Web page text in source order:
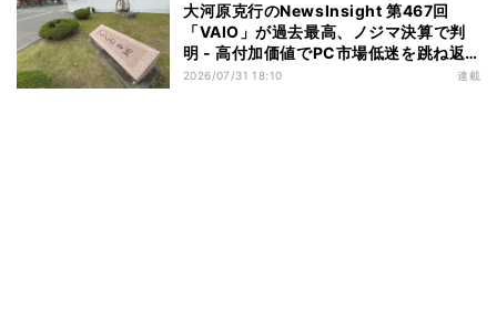
大河原克行のNewsInsight 第467回
「VAIO」が過去最高、ノジマ決算で判
明 - 高付加価値でPC市場低迷を跳ね返
す
2026/07/31 18:10 連載